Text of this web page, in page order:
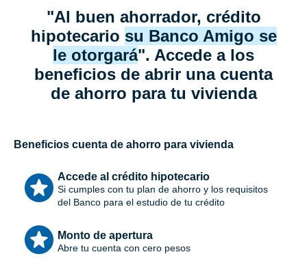
"Al buen ahorrador, crédito
hipotecario su Banco Amigo se
le otorgará". Accede a los
beneficios de abrir una cuenta
de ahorro para tu vivienda
Beneficios cuenta de ahorro para vivienda
Accede al crédito hipotecario
Si cumples con tu plan de ahorro y los requisitos
del Banco para el estudio de tu crédito
Monto de apertura
Abre tu cuenta con cero pesos